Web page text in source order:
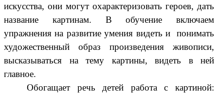
искусства, они могут охарактеризовать героев, дать
название картинам. В обучение включаем
упражнения на развитие умения видеть и понимать
художественный образ произведения живописи,
высказываться на тему картины, видеть в ней
главное.
Обогащает речь детей работа с картиной: